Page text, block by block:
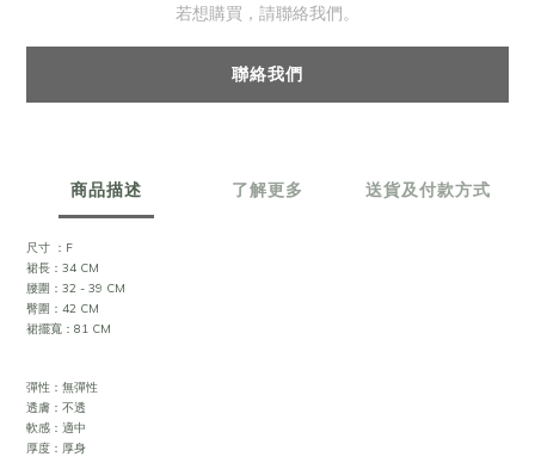
若想購買，請聯絡我們。
聯絡我們
商品描述 了解更多 送貨及付款方式
尺寸 ：F
裙長：34 CM
腰圍：32 - 39 CM
臀圍：42 CM
裙擺寬：81 CM
彈性：無彈性
透膚：不透
軟感：適中
厚度：厚身